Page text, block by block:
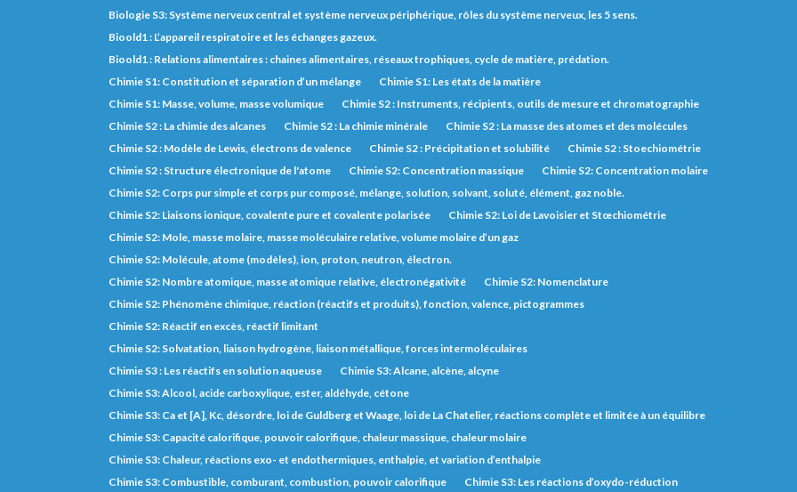
Biologie S3: Système nerveux central et système nerveux périphérique, rôles du système nerveux, les 5 sens.
Bioold1 : L’appareil respiratoire et les échanges gazeux.
Bioold1 : Relations alimentaires : chaines alimentaires, réseaux trophiques, cycle de matière, prédation.
Chimie S1: Constitution et séparation d’un mélange
Chimie S1: Les états de la matière
Chimie S1: Masse, volume, masse volumique
Chimie S2 : Instruments, récipients, outils de mesure et chromatographie
Chimie S2 : La chimie des alcanes
Chimie S2 : La chimie minérale
Chimie S2 : La masse des atomes et des molécules
Chimie S2 : Modèle de Lewis, électrons de valence
Chimie S2 : Précipitation et solubilité
Chimie S2 : Stoechiométrie
Chimie S2 : Structure électronique de l'atome
Chimie S2: Concentration massique
Chimie S2: Concentration molaire
Chimie S2: Corps pur simple et corps pur composé, mélange, solution, solvant, soluté, élément, gaz noble.
Chimie S2: Liaisons ionique, covalente pure et covalente polarisée
Chimie S2: Loi de Lavoisier et Stœchiométrie
Chimie S2: Mole, masse molaire, masse moléculaire relative, volume molaire d’un gaz
Chimie S2: Molécule, atome (modèles), ion, proton, neutron, électron.
Chimie S2: Nombre atomique, masse atomique relative, électronégativité
Chimie S2: Nomenclature
Chimie S2: Phénomène chimique, réaction (réactifs et produits), fonction, valence, pictogrammes
Chimie S2: Réactif en excès, réactif limitant
Chimie S2: Solvatation, liaison hydrogène, liaison métallique, forces intermoléculaires
Chimie S3 : Les réactifs en solution aqueuse
Chimie S3: Alcane, alcène, alcyne
Chimie S3: Alcool, acide carboxylique, ester, aldéhyde, cétone
Chimie S3: Ca et [A], Kc, désordre, loi de Guldberg et Waage, loi de La Chatelier, réactions complète et limitée à un équilibre
Chimie S3: Capacité calorifique, pouvoir calorifique, chaleur massique, chaleur molaire
Chimie S3: Chaleur, réactions exo- et endothermiques, enthalpie, et variation d’enthalpie
Chimie S3: Combustible, comburant, combustion, pouvoir calorifique
Chimie S3: Les réactions d’oxydo-réduction